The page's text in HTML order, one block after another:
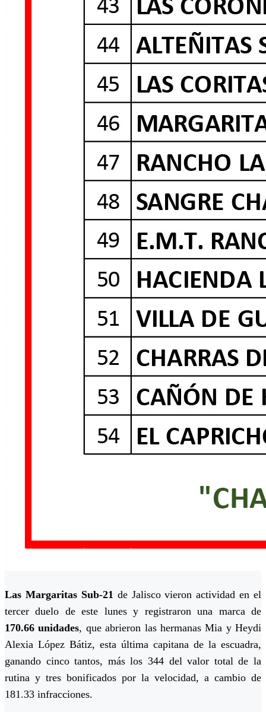
Las Margaritas Sub-21 de Jalisco vieron actividad en el
tercer duelo de este lunes y registraron una marca de
170.66 unidades, que abrieron las hermanas Mia y Heydi
Alexia López Bátiz, esta última capitana de la escuadra,
ganando cinco tantos, más los 344 del valor total de la
rutina y tres bonificados por la velocidad, a cambio de
181.33 infracciones.